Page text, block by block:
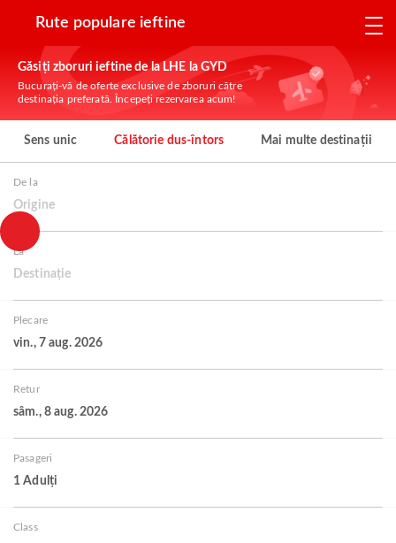
Rute populare ieftine
Găsiți zboruri ieftine de la LHE la GYD
Bucurați-vă de oferte exclusive de zboruri către
destinația preferată. Începeți rezervarea acum!
Sens unic Călătorie dus-întors Mai multe destinații
De la
Origine
La
Destinație
Plecare
vin., 7 aug. 2026
Retur
sâm., 8 aug. 2026
Pasageri
1 Adulți
Class